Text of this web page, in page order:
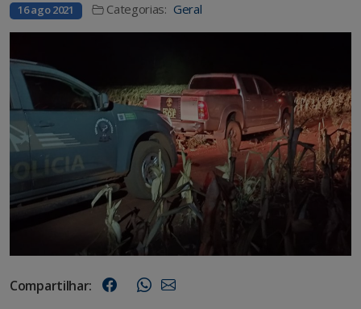
16 ago 2021 Categorias: Geral
Compartilhar: